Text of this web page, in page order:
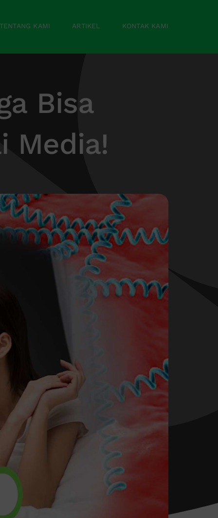
KAMI ARTIKEL KONTAK KAMI
Bisa
Media!